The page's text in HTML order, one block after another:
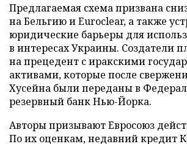
Предлагаемая схема призвана
на Бельгию и Euroclear, а также
юридические барьеры для
в интересах Украины. Создатели
на прецедент с иракскими
активами, которые после
Хусейна были переданы в
резервный банк Нью-Йорка.
Авторы призывают Евросоюз
По их оценкам, недавний кредит